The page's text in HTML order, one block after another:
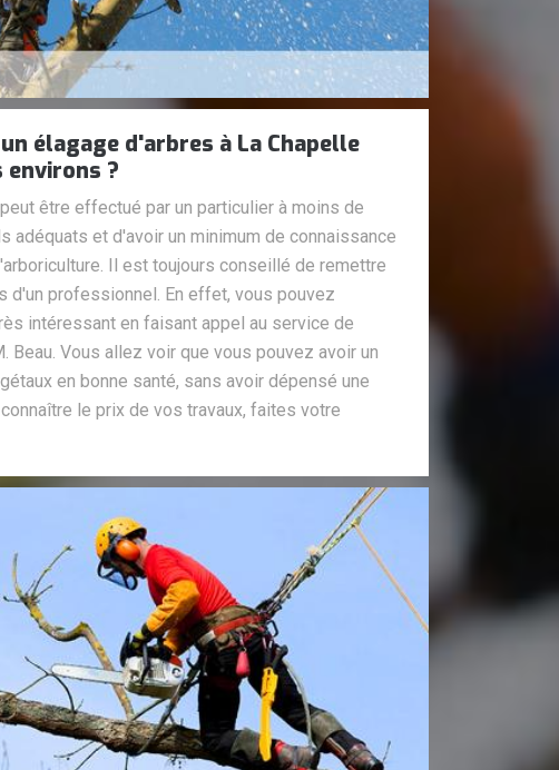
élagage d'arbres à La Chapelle
?
être effectué par un particulier à moins de
adéquats et d'avoir un minimum de connaissance
Il est toujours conseillé de remettre
d'un professionnel. En effet, vous pouvez
intéressant en faisant appel au service de
Beau. Vous allez voir que vous pouvez avoir un
en bonne santé, sans avoir dépensé une
le prix de vos travaux, faites votre